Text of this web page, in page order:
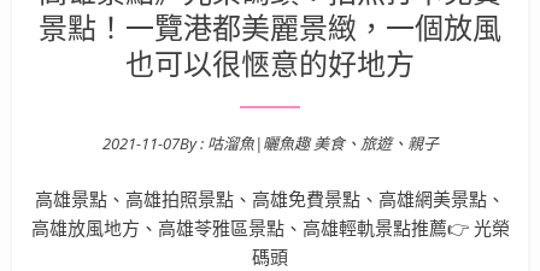
景點！一覽港都美麗景緻，一個放風
也可以很愜意的好地方
Posted on
2021-11-07By : 咕溜魚|曬魚趣 美食、旅遊、親子
高雄景點、高雄拍照景點、高雄免費景點、高雄網美景點、
高雄放風地方、高雄苓雅區景點、高雄輕軌景點推薦👉 光榮
碼頭